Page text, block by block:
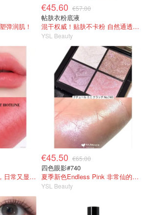
弹润肌！
€45.60 €57.00
帖肤衣粉底液
混干权威！贴肤不卡粉 自然通透妆效
YSL Beauty
新色！温柔清透玫瑰粉，日常又显气色
€45.50 €65.00
四色眼影#740
夏季新色Endless Pink 非常仙的亮片盘！
YSL Beauty